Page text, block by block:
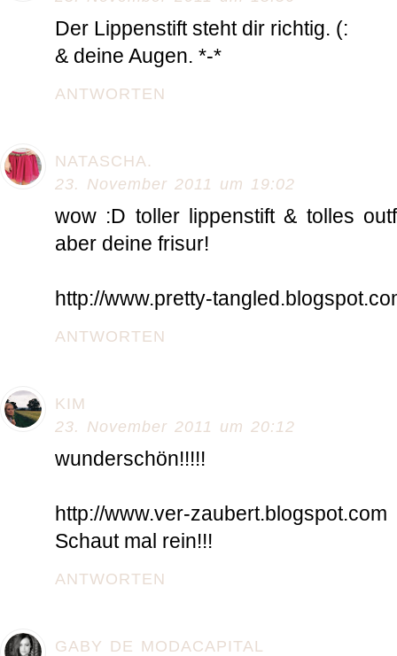
Der Lippenstift steht dir richtig. (:
& deine Augen. *-*
ANTWORTEN
NATASCHA.
23. November 2011 um 19:02
wow :D toller lippenstift & tolles
aber deine frisur!
http://www.pretty-
ANTWORTEN
KIM
23. November 2011 um 20:12
wunderschön!!!!!
http://www.ver-zaubert.blogspot.com
Schaut mal rein!!!
ANTWORTEN
GABY DE MODACAPITAL